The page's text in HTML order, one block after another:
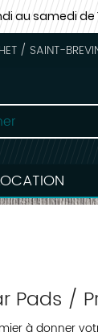
au samedide
/ SAINT-
Pads /